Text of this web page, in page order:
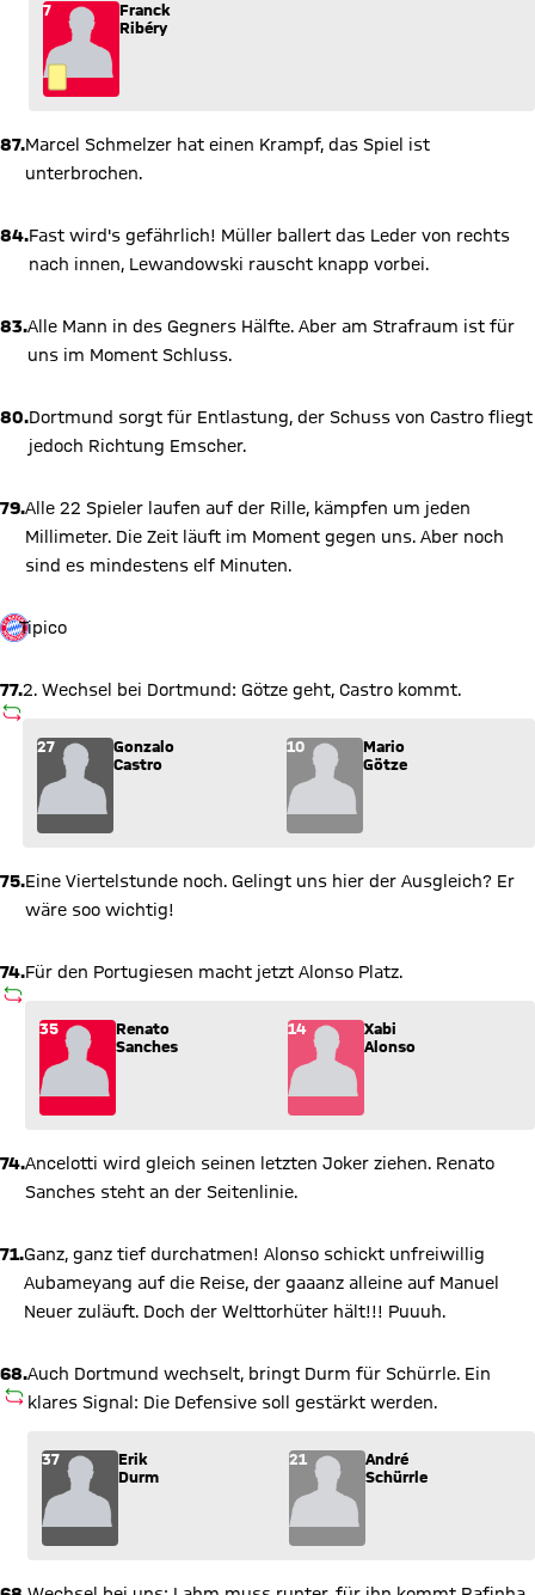
7
Franck
Ribéry
87.Marcel Schmelzer hat einen Krampf, das Spiel ist
unterbrochen.
84.Fast wird's gefährlich! Müller ballert das Leder von rechts
nach innen, Lewandowski rauscht knapp vorbei.
83.Alle Mann in des Gegners Hälfte. Aber am Strafraum ist für
uns im Moment Schluss.
80.Dortmund sorgt für Entlastung, der Schuss von Castro fliegt
jedoch Richtung Emscher.
79.Alle 22 Spieler laufen auf der Rille, kämpfen um jeden
Millimeter. Die Zeit läuft im Moment gegen uns. Aber noch
sind es mindestens elf Minuten.
Tipico
77.
AUSWECHSLUNG
2. Wechsel bei Dortmund: Götze geht, Castro kommt.
Wechsel: Gonzalo Castro (27) kommt für Mario Götze (10) ins
27
Gonzalo
Castro
10
Mario
Götze
75.Eine Viertelstunde noch. Gelingt uns hier der Ausgleich? Er
wäre soo wichtig!
74.
AUSWECHSLUNG
Für den Portugiesen macht jetzt Alonso Platz.
Wechsel: Renato Sanches (35) kommt für Xabi Alonso (14)
35
Renato
Sanches
14
Xabi
Alonso
74.Ancelotti wird gleich seinen letzten Joker ziehen. Renato
Sanches steht an der Seitenlinie.
71.Ganz, ganz tief durchatmen! Alonso schickt unfreiwillig
Aubameyang auf die Reise, der gaaanz alleine auf Manuel
Neuer zuläuft. Doch der Welttorhüter hält!!! Puuuh.
68.
AUSWECHSLUNG
Auch Dortmund wechselt, bringt Durm für Schürrle. Ein
klares Signal: Die Defensive soll gestärkt werden.
Wechsel: Erik Durm (37) kommt für André Schürrle (21) ins
37
Erik
Durm
21
André
Schürrle